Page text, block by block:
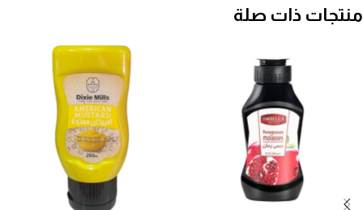
منتجات ذات صلة